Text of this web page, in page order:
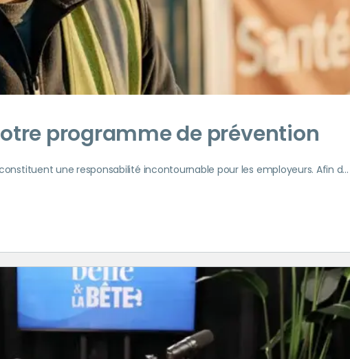
programme de prévention
une responsabilité incontournable pour les employeurs. Afin d…